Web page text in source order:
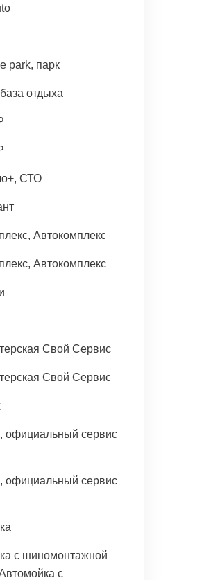
park, парк
отдыха
СТО
Автокомплекс
Автокомплекс
Свой Сервис
Свой Сервис
официальный сервис
официальный сервис
с шиномонтажной
с